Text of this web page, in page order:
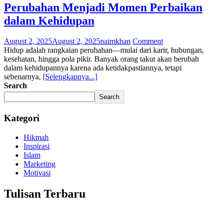
Perubahan Menjadi Momen Perbaikan
dalam Kehidupan
August 2, 2025August 2, 2025naimkhan Comment
Hidup adalah rangkaian perubahan—mulai dari karir, hubungan,
kesehatan, hingga pola pikir. Banyak orang takut akan berubah
dalam kehidupannya karena ada ketidakpastiannya, tetapi
sebenarnya, [Selengkapnya...]
Search
Search
Kategori
Hikmah
Inspirasi
Islam
Marketing
Motivasi
Tulisan Terbaru